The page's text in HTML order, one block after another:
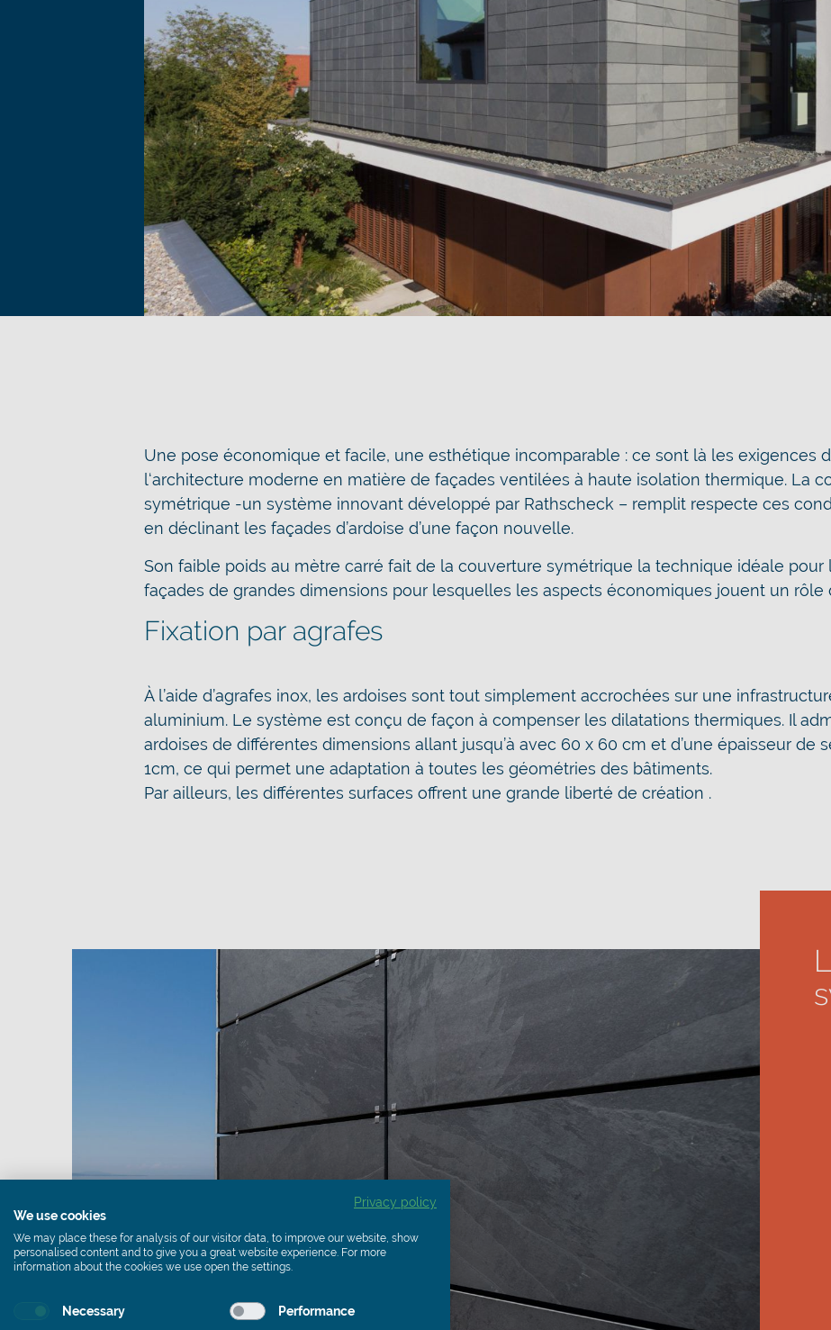
Une pose économique et facile, une esthétique incomparable : ce sont là les exigences
l‘architecture moderne en matière de façades ventilées à haute isolation thermique. La
symétrique -un système innovant développé par Rathscheck – remplit respecte ces
en déclinant les façades d’ardoise d’une façon nouvelle.
Son faible poids au mètre carré fait de la couverture symétrique la technique idéale pour
façades de grandes dimensions pour lesquelles les aspects économiques jouent un rôle
Fixation par agrafes
À l’aide d’agrafes inox, les ardoises sont tout simplement accrochées sur une
aluminium. Le système est conçu de façon à compenser les dilatations thermiques. Il
ardoises de différentes dimensions allant jusqu’à avec 60 x 60 cm et d’une épaisseur de
1cm, ce qui permet une adaptation à toutes les géométries des bâtiments.
Par ailleurs, les différentes surfaces offrent une grande liberté de création .
Privacy policy
We use cookies
We may place these for analysis of our visitor data, to improve our website, show
personalised content and to give you a great website experience. For more
information about the cookies we use open the settings.
Necessary Performance